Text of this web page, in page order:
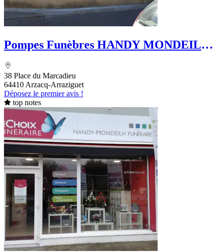
Pompes Funèbres HANDY MONDEILH -
38 Place du Marcadieu
64410 Arzacq-Arraziguet
Déposez le premier avis !
top notes